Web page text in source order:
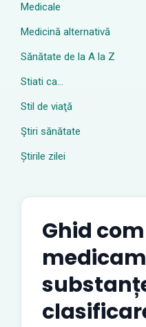
Medicale
Medicină alternativă
Sănătate de la A la Z
Stiati ca…
Stil de viaţă
Ştiri sănătate
Știrile zilei
Ghid